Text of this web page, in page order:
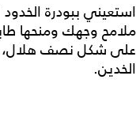
ملامح وجهك ومنحها
على شكل نصف هلال،
الخدين.